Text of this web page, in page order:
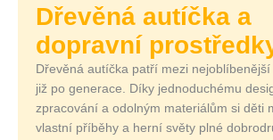
Dřevěná autíčka a
dopravní
Dřevěná autíčka patří mezi
již po generace. Díky jednoduchému
zpracování a odolným materiálům si děti
vlastní příběhy a herní světy plné